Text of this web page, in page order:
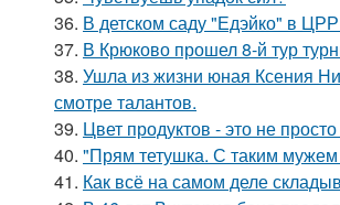
36. В детском саду "Едэйко" в
37. В Крюково прошел 8-й тур
38. Ушла из жизни юная Ксения
смотре талантов.
39. Цвет продуктов - это не просто
40. "Прям тетушка. С таким мужем
41. Как всё на самом деле